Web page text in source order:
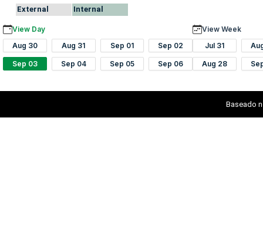
External
Internal
View Day
Aug 30
Aug 31 Sep 01 Sep 02
Sep 03 Sep 04 Sep 05 Sep 06
View Week
Jul 31
Aug 28
Baseado